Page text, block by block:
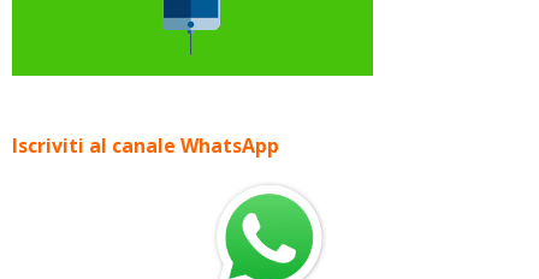
Iscriviti al canale WhatsApp